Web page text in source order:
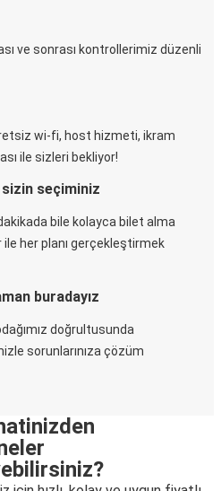
ve sonrası kontrollerimiz düzenli
wi-fi, host hizmeti, ikram
ile sizleri bekliyor!
seçiminiz
bile kolayca bilet alma
ile her planı gerçekleştirmek
buradayız
doğrultusunda
sorunlarınıza çözüm